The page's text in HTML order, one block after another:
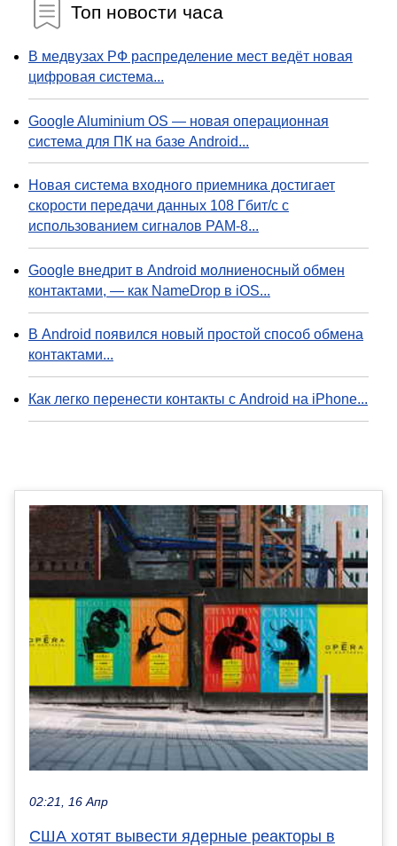
Топ новости часа
В медвузах РФ распределение мест ведёт новая
цифровая система...
Google Aluminium OS — новая операционная
система для ПК на базе Android...
Новая система входного приемника достигает
скорости передачи данных 108 Гбит/с с
использованием сигналов PAM-8...
Google внедрит в Android молниеносный обмен
контактами, — как NameDrop в iOS...
В Android появился новый простой способ обмена
контактами...
Как легко перенести контакты с Android на iPhone...
02:21, 16 Апр
США хотят вывести ядерные реакторы в